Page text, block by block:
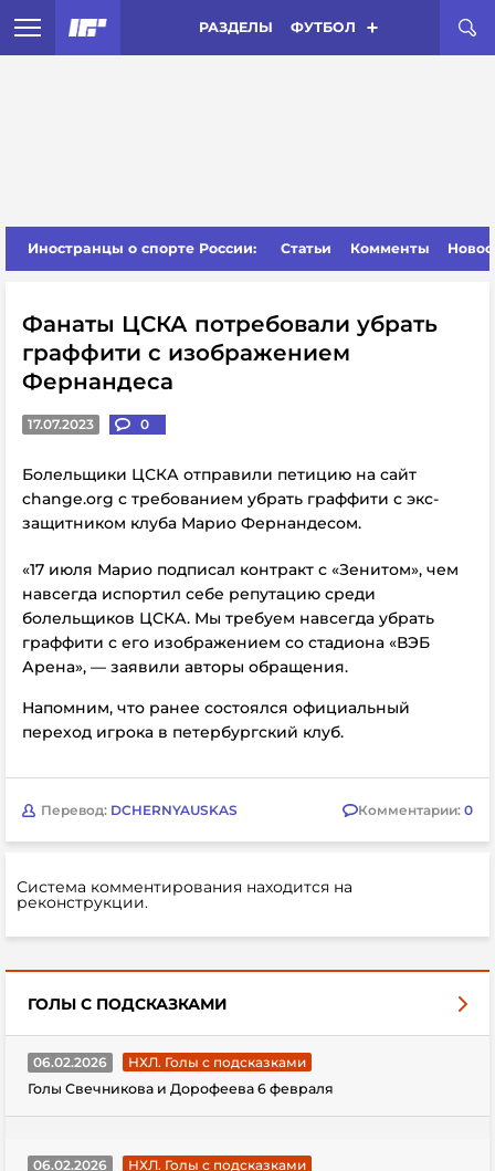
РАЗДЕЛЫ ФУТБОЛ
Иностранцы о спорте России: Статьи Комменты
Фанаты ЦСКА потребовали убрать
граффити с изображением
Фернандеса
17.07.2023 0
Болельщики ЦСКА отправили петицию на сайт
change.org с требованием убрать граффити с экс-
защитником клуба Марио Фернандесом.
«17 июля Марио подписал контракт с «Зенитом», чем
навсегда испортил себе репутацию среди
болельщиков ЦСКА. Мы требуем навсегда убрать
граффити с его изображением со стадиона «ВЭБ
Арена», — заявили авторы обращения.
Напомним, что ранее состоялся официальный
переход игрока в петербургский клуб.
Перевод: DCHERNYAUSKAS Комментарии: 0
Система комментирования находится на
реконструкции.
ГОЛЫ С ПОДСКАЗКАМИ
06.02.2026
НХЛ. Голы с подсказками
Голы Свечникова и Дорофеева 6 февраля
06.02.2026
НХЛ. Голы с подсказками